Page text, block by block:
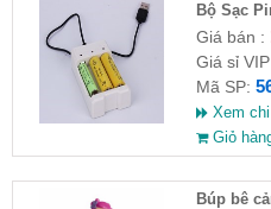
Bộ Sạc
Giá bán :
Giá sỉ
Mã SP:
Xem
Giỏ
​Búp bê